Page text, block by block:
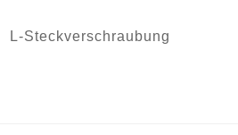
L-Steckverschraubung